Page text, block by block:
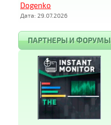
Dogenko
Дата: 29.07.2026
ПАРТНЕРЫ И ФОРУМЫ